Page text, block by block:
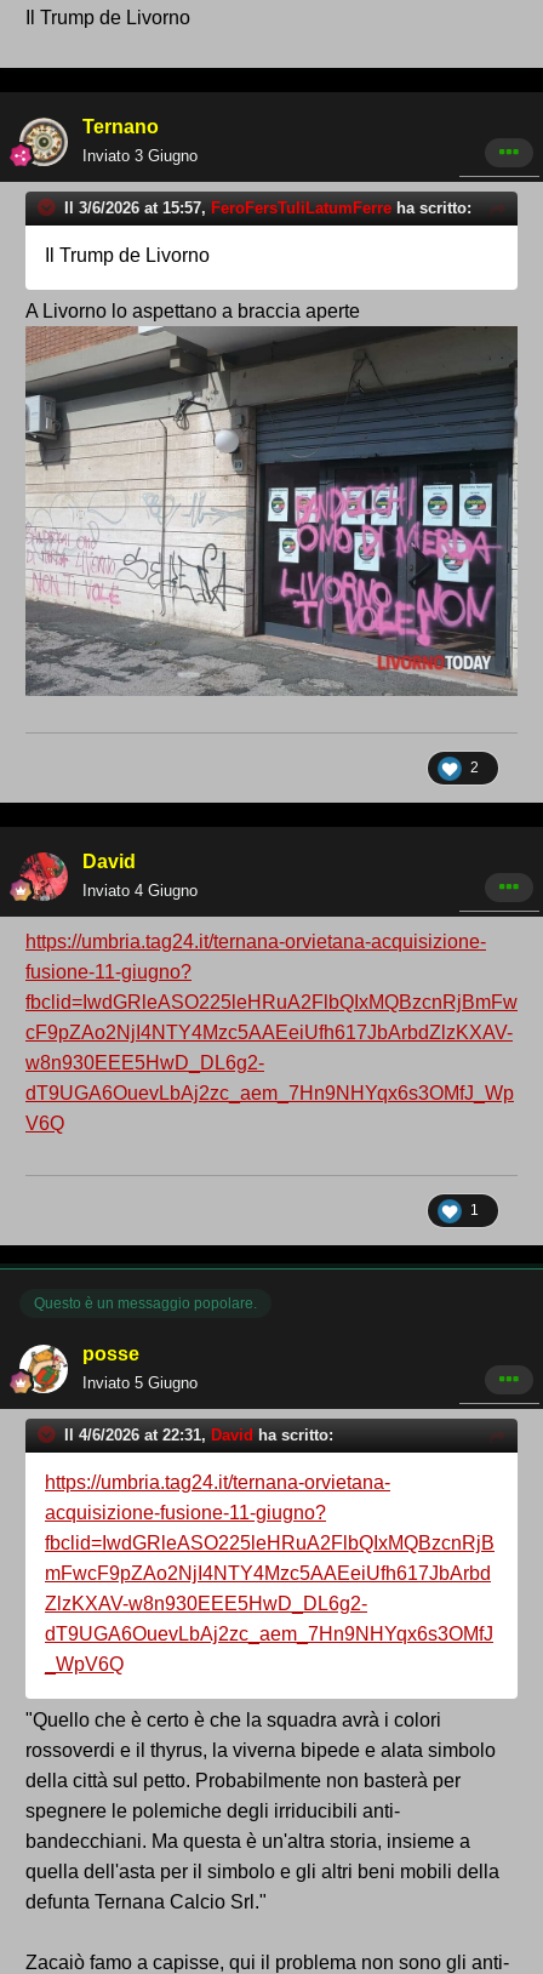
Ha chiamato la FUSTAL anzichè Futsal.
oppure lo ha perculato.
intervento.
Il Trump de Livorno
Ternano
Inviato 3 Giugno
Il 3/6/2026 at 15:57, FeroFersTuliLatumFerre ha scritto:
Il Trump de Livorno
A Livorno lo aspettano a braccia aperte
2
David
Inviato 4 Giugno
https://umbria.tag24.it/ternana-orvietana-acquisizione-
fusione-11-giugno?
fbclid=IwdGRleASO225leHRuA2FlbQIxMQBzcnRjBmFw
cF9pZAo2NjI4NTY4Mzc5AAEeiUfh617JbArbdZlzKXAV-
w8n930EEE5HwD_DL6g2-
dT9UGA6OuevLbAj2zc_aem_7Hn9NHYqx6s3OMfJ_Wp
V6Q
1
Questo è un messaggio popolare.
posse
Inviato 5 Giugno
Il 4/6/2026 at 22:31, David ha scritto:
https://umbria.tag24.it/ternana-orvietana-
acquisizione-fusione-11-giugno?
fbclid=IwdGRleASO225leHRuA2FlbQIxMQBzcnRjB
mFwcF9pZAo2NjI4NTY4Mzc5AAEeiUfh617JbArbd
ZlzKXAV-w8n930EEE5HwD_DL6g2-
dT9UGA6OuevLbAj2zc_aem_7Hn9NHYqx6s3OMfJ
_WpV6Q
"Quello che è certo è che la squadra avrà i colori
rossoverdi e il thyrus, la viverna bipede e alata simbolo
della città sul petto. Probabilmente non basterà per
spegnere le polemiche degli irriducibili anti-
bandecchiani. Ma questa è un'altra storia, insieme a
quella dell'asta per il simbolo e gli altri beni mobili della
defunta Ternana Calcio Srl."
Zacaiò famo a capisse, qui il problema non sono gli anti-